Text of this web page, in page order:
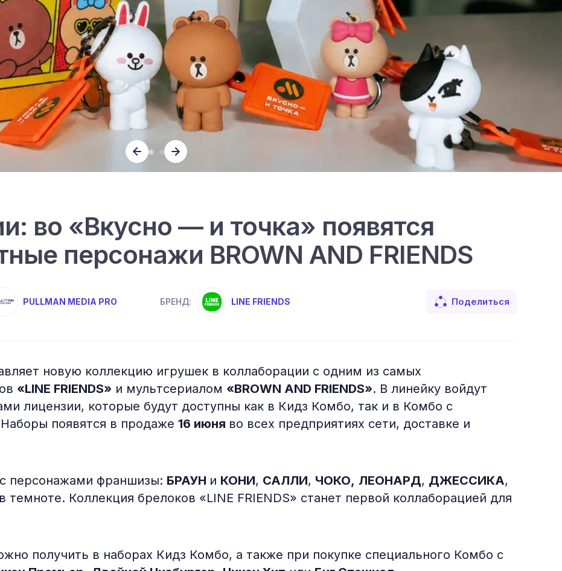
во «Вкусно — и точка» появятся
персонажи BROWN AND FRIENDS
PULLMAN MEDIA PRO БРЕНД: LINE FRIENDS Поделиться
новую коллекцию игрушек в коллаборации с одним из самых
«LINE FRIENDS» и мультсериалом «BROWN AND FRIENDS». В линейку войдут
лицензии, которые будут доступны как в Кидз Комбо, так и в Комбо с
появятся в продаже 16 июня во всех предприятиях сети, доставке и
с персонажами франшизы: БРАУН и КОНИ, САЛЛИ, ЧОКО, ЛЕОНАРД, ДЖЕССИКА,
темноте. Коллекция брелоков «LINE FRIENDS» станет первой коллаборацией для
получить в наборах Кидз Комбо, а также при покупке специального Комбо с